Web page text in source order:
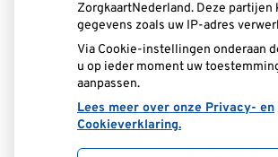
ZorgkaartNederland. Deze partijen
gegevens zoals uw IP-adres
Via Cookie-instellingen onderaan
u op ieder moment uw
aanpassen.
Lees meer over onze Privacy- en
Cookieverklaring.